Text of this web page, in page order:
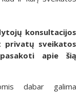
konsultacijos
privatų sveikatos
apie šią
dabar galima